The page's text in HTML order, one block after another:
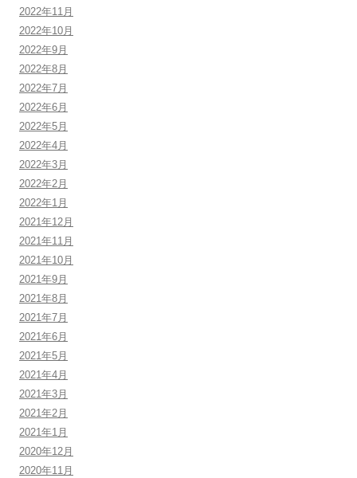
2022年11月
2022年10月
2022年9月
2022年8月
2022年7月
2022年6月
2022年5月
2022年4月
2022年3月
2022年2月
2022年1月
2021年12月
2021年11月
2021年10月
2021年9月
2021年8月
2021年7月
2021年6月
2021年5月
2021年4月
2021年3月
2021年2月
2021年1月
2020年12月
2020年11月